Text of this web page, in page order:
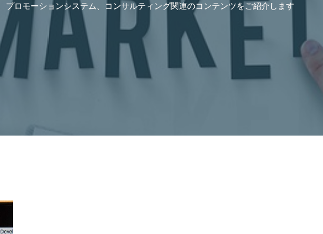
プロモーションシステム、コンサルティング関連のコンテンツをご紹介します